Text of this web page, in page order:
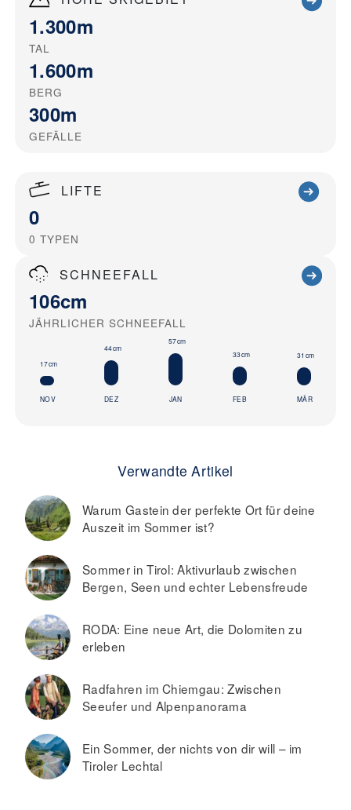
1.300m
TAL
1.600m
BERG
300m
GEFÄLLE
LIFTE
0
0 TYPEN
SCHNEEFALL
106cm
JÄHRLICHER SCHNEEFALL
17cm
NOV
44cm
DEZ
57cm
JAN
33cm
FEB
31cm
MÄR
Verwandte Artikel
Warum Gastein der perfekte Ort für deine
Auszeit im Sommer ist?
Sommer in Tirol: Aktivurlaub zwischen
Bergen, Seen und echter Lebensfreude
RODA: Eine neue Art, die Dolomiten zu
erleben
Radfahren im Chiemgau: Zwischen
Seeufer und Alpenpanorama
Ein Sommer, der nichts von dir will – im
Tiroler Lechtal